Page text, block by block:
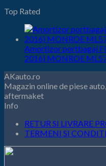
a
fost:
40,00 lei.
Top Rated
Amortizor portbagaj
2016) MONROE
AKauto.ro
Magazin online de piese
aftermaket
Info
RETUR SI LIVRARE
TERMENI SI